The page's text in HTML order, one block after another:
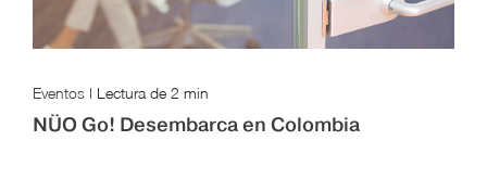
Eventos | Lectura de 2 min
NÜO Go! Desembarca en Colombia